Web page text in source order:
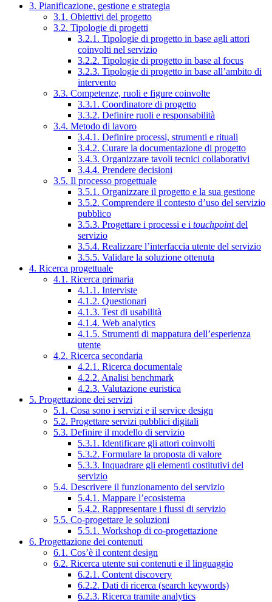
3. Pianificazione, gestione e strategia
3.1. Obiettivi del progetto
3.2. Tipologie di progetti
3.2.1. Tipologie di progetto in base agli attori
coinvolti nel servizio
3.2.2. Tipologie di progetto in base al focus
3.2.3. Tipologie di progetto in base all’ambito di
intervento
3.3. Competenze, ruoli e figure coinvolte
3.3.1. Coordinatore di progetto
3.3.2. Definire ruoli e responsabilità
3.4. Metodo di lavoro
3.4.1. Definire processi, strumenti e rituali
3.4.2. Curare la documentazione di progetto
3.4.3. Organizzare tavoli tecnici collaborativi
3.4.4. Prendere decisioni
3.5. Il processo progettuale
3.5.1. Organizzare il progetto e la sua gestione
3.5.2. Comprendere il contesto d’uso del servizio
pubblico
3.5.3. Progettare i processi e i touchpointdel
servizio
3.5.4. Realizzare l’interfaccia utente del servizio
3.5.5. Validare la soluzione ottenuta
4. Ricerca progettuale
4.1. Ricerca primaria
4.1.1. Interviste
4.1.2. Questionari
4.1.3. Test di usabilità
4.1.4. Web analytics
4.1.5. Strumenti di mappatura dell’esperienza
utente
4.2. Ricerca secondaria
4.2.1. Ricerca documentale
4.2.2. Analisi benchmark
4.2.3. Valutazione euristica
5. Progettazione dei servizi
5.1. Cosa sono i servizi e il service design
5.2. Progettare servizi pubblici digitali
5.3. Definire il modello di servizio
5.3.1. Identificare gli attori coinvolti
5.3.2. Formulare la proposta di valore
5.3.3. Inquadrare gli elementi costitutivi del
servizio
5.4. Descrivere il funzionamento del servizio
5.4.1. Mappare l’ecosistema
5.4.2. Rappresentare i flussi di servizio
5.5. Co-progettare le soluzioni
5.5.1. Workshop di co-progettazione
6. Progettazione dei contenuti
6.1. Cos’è il content design
6.2. Ricerca utente sui contenuti e il linguaggio
6.2.1. Content discovery
6.2.2. Dati di ricerca (search keywords)
6.2.3. Ricerca tramite analytics